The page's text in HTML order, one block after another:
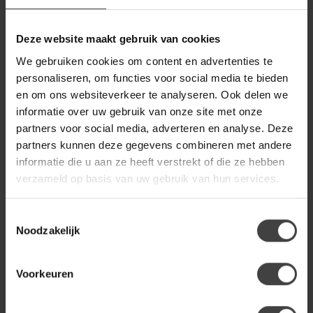
Deze website maakt gebruik van cookies
We gebruiken cookies om content en advertenties te
personaliseren, om functies voor social media te bieden
en om ons websiteverkeer te analyseren. Ook delen we
informatie over uw gebruik van onze site met onze
partners voor social media, adverteren en analyse. Deze
partners kunnen deze gegevens combineren met andere
informatie die u aan ze heeft verstrekt of die ze hebben
verzameld op basis van uw gebruik van hun services.
Noodzakelijk
Voorkeuren
Woood Eva Meidenkast
WOOOD
Woood Basu Dressoir Grenen
Mud [fsc] €829,00
WOOOD
Woood New Gravure Hoge
Kast Met Lade Eiken Blanke
Lak [fsc]
Of heb je hulp nodig bij de bestelling? Neem gerust contact